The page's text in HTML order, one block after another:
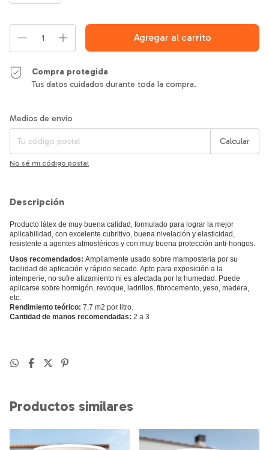
Compra protegida
Tus datos cuidados durante toda la compra.
Entregas para el CP:
Medios de envío
Calcular
No sé mi código postal
Descripción
Producto látex de muy buena calidad, formulado para lograr la mejor
aplicabilidad, con excelente cubritivo, buena nivelación y elasticidad,
resistente a agentes atmosféricos y con muy buena protección anti-hongos.
Usos recomendados: Ampliamente usado sobre mampostería por su
facilidad de aplicación y rápido secado. Apto para exposición a la
intemperie, no sufre atizamiento ni es afectada por la humedad. Puede
aplicarse sobre hormigón, revoque, ladrillos, fibrocemento, yeso, madera,
etc.
Rendimiento teórico: 7,7 m2 por litro.
Cantidad de manos recomendadas: 2 a 3
Productos similares